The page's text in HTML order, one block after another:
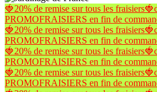
🍓20% de remise sur tous les
PROMOFRAISIERS en fin de
🍓20% de remise sur tous les
PROMOFRAISIERS en fin de
🍓20% de remise sur tous les
PROMOFRAISIERS en fin de
🍓20% de remise sur tous les
PROMOFRAISIERS en fin de